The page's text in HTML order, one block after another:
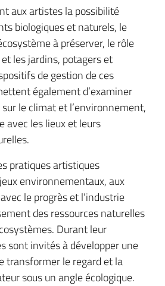
aux artistes la possibilité
biologiques et naturels, le
à préserver, le rôle
les jardins, potagers et
de gestion de ces
également d’examiner
sur le climat et l’environnement,
avec les lieux et leurs
pratiques artistiques
environnementaux, aux
le progrès et l’industrie
des ressources naturelles
Durant leur
sont invités à développer une
transformer le regard et la
sous un angle écologique.